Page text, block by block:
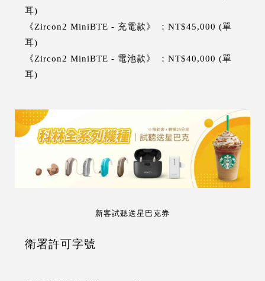
耳)
《Zircon2 MiniBTE - 充電款》 ：NT$45,000 (單
耳)
《Zircon2 MiniBTE - 電池款》 ：NT$40,000 (單
耳)
新客試聽送星巴克券
衛署許可字號